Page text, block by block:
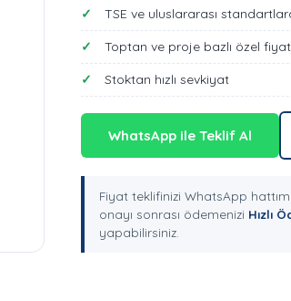
TSE ve uluslararası
Toptan ve proje bazlı özel fiyat
Stoktan hızlı sevkiyat
WhatsApp ile Teklif Al
Fiyat teklifinizi WhatsApp
onayı sonrası ödemenizi Hızlı
yapabilirsiniz.